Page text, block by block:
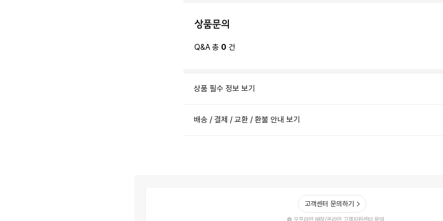
상품문의
Q&A 총 0 건
상품 필수 정보 보기
배송 / 결제 / 교환 / 환불 안내 보기
고객센터 문의하기
오프라인 매장/온라인 고객지원센터 문의